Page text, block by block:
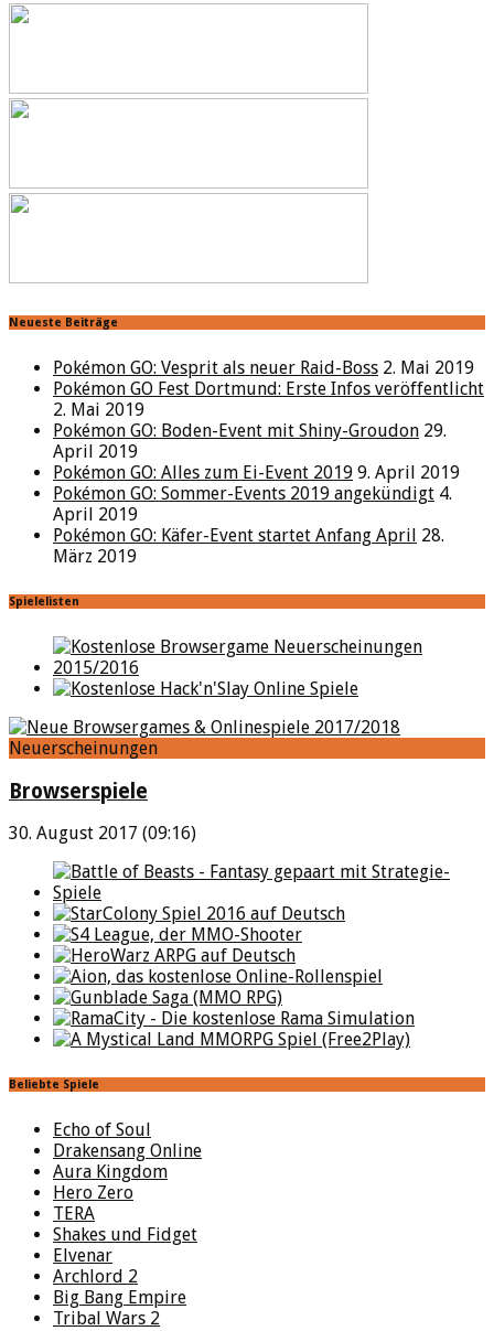
Neueste Beiträge
Pokémon GO: Vesprit als neuer Raid-Boss 2. Mai 2019
Pokémon GO Fest Dortmund: Erste Infos veröffentlicht
2. Mai 2019
Pokémon GO: Boden-Event mit Shiny-Groudon 29.
April 2019
Pokémon GO: Alles zum Ei-Event 2019 9. April 2019
Pokémon GO: Sommer-Events 2019 angekündigt 4.
April 2019
Pokémon GO: Käfer-Event startet Anfang April 28.
März 2019
Spielelisten
Neuerscheinungen
Browserspiele
30. August 2017 (09:16)
Beliebte Spiele
Echo of Soul
Drakensang Online
Aura Kingdom
Hero Zero
TERA
Shakes und Fidget
Elvenar
Archlord 2
Big Bang Empire
Tribal Wars 2